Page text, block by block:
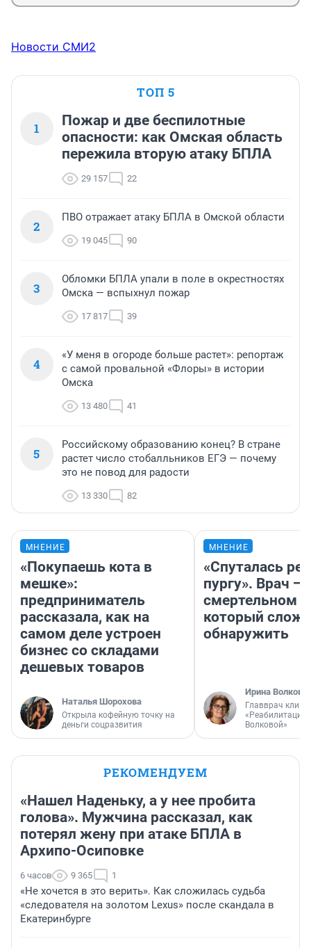
Новости СМИ2
ТОП 5
1
Пожар и две беспилотные
опасности: как Омская область
пережила вторую атаку БПЛА
29 157 22
2
ПВО отражает атаку БПЛА в Омской области
19 045 90
3
Обломки БПЛА упали в поле в окрестностях
Омска — вспыхнул пожар
17 817 39
4
«У меня в огороде больше растет»: репортаж
с самой провальной «Флоры» в истории
Омска
13 480 41
5
Российскому образованию конец? В стране
растет число стобалльников ЕГЭ — почему
это не повод для радости
13 330 82
МНЕНИЕ
«Покупаешь кота в
мешке»:
предприниматель
рассказала, как на
самом деле устроен
бизнес со складами
дешевых товаров
Наталья Шорохова
Открыла кофейную точку на
деньги соцразвития
МНЕНИЕ
«Спуталась
пургу». Врач —
смертельном
который
обнаружить
Ирина Волкова
Главврач
«Реабилитация
Волковой»
РЕКОМЕНДУЕМ
«Нашел Наденьку, а у нее пробита
голова». Мужчина рассказал, как
потерял жену при атаке БПЛА в
Архипо-Осиповке
6 часов 9 365 1
«Не хочется в это верить». Как сложилась судьба
«следователя на золотом Lexus» после скандала в
Екатеринбурге